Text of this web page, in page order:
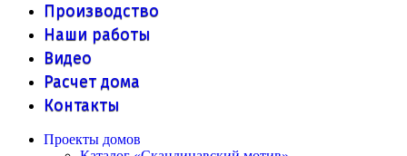
Производство
Наши работы
Видео
Расчет дома
Контакты
Проекты домов